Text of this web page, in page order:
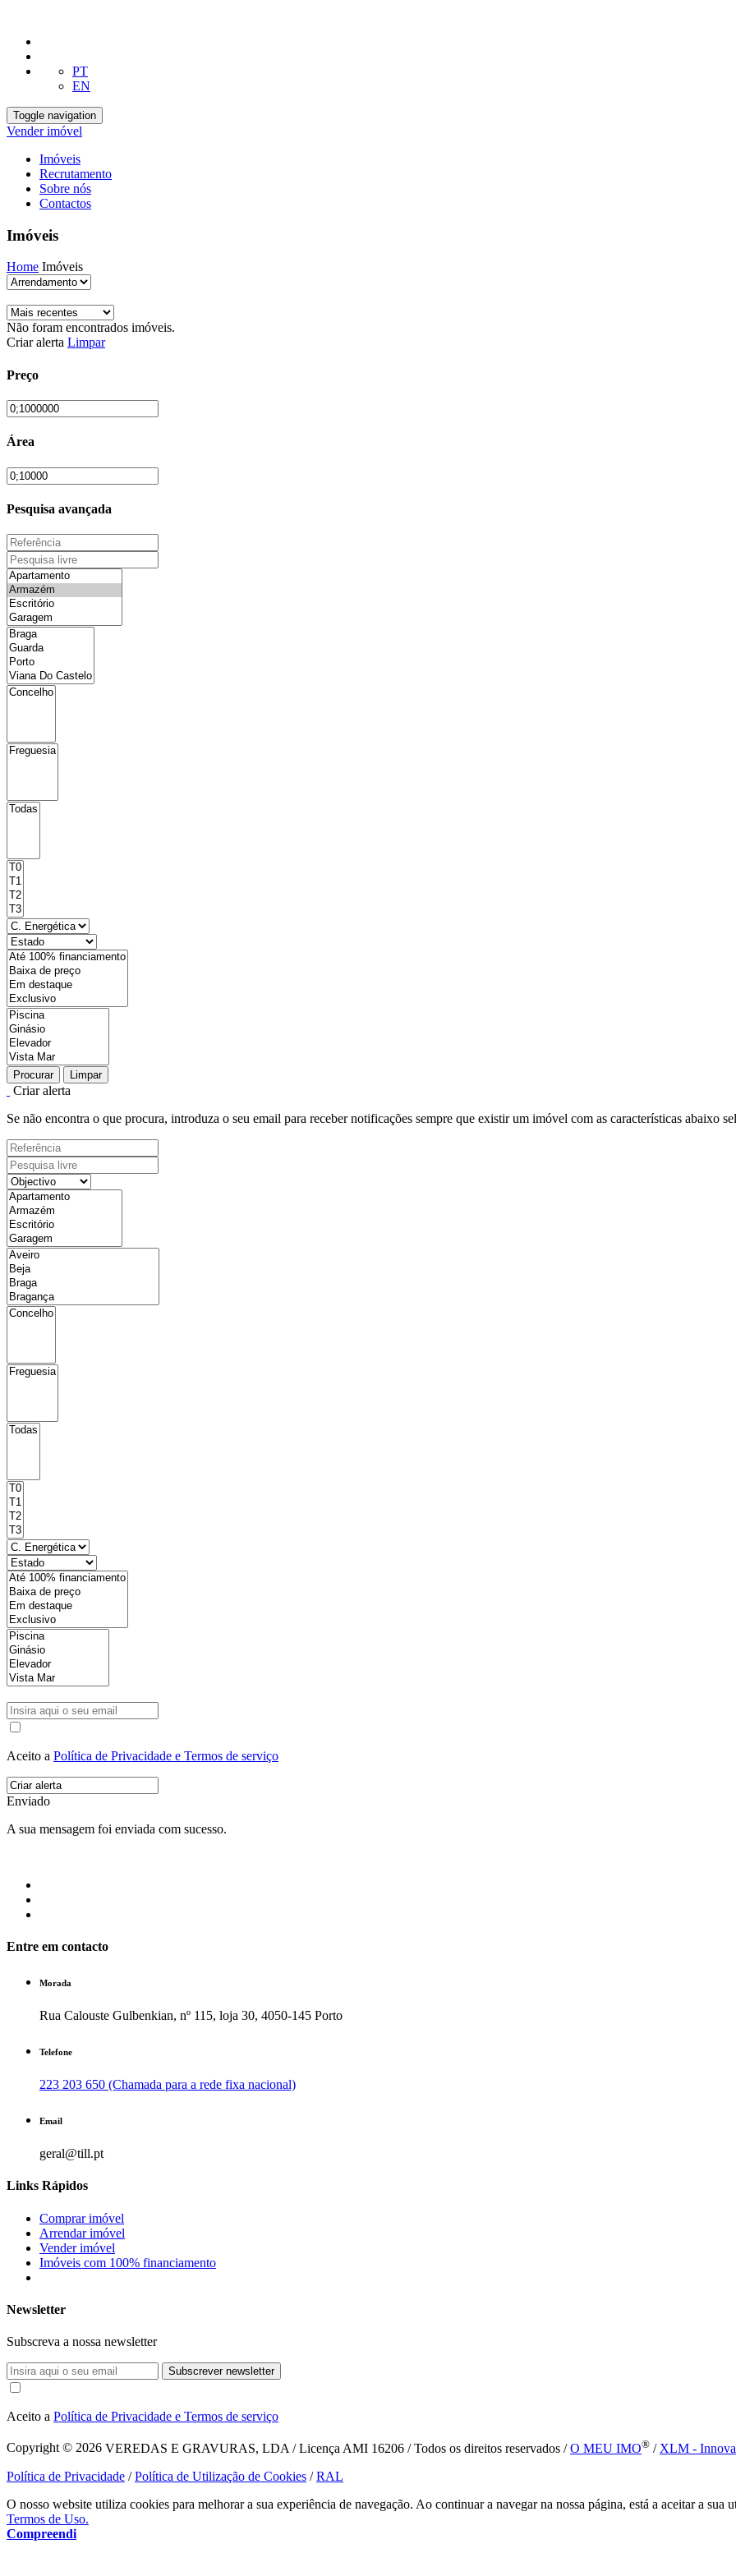
PT
EN
Toggle navigation
Vender imóvel
Imóveis
Recrutamento
Sobre nós
Contactos
Imóveis
Home Imóveis
Não foram encontrados imóveis.
Criar alerta Limpar
Preço
Área
Pesquisa avançada
Procurar Limpar
Criar alerta
Se não encontra o que procura, introduza o seu email para receber notificações sempre que existir um imóvel com as características abaixo
Aceito a Política de Privacidade e Termos de serviço
Enviado
A sua mensagem foi enviada com sucesso.
Entre em contacto
Morada
Rua Calouste Gulbenkian, nº 115, loja 30, 4050-145 Porto
Telefone
223 203 650 (Chamada para a rede fixa nacional)
Email
geral@till.pt
Links Rápidos
Comprar imóvel
Arrendar imóvel
Vender imóvel
Imóveis com 100% financiamento
Newsletter
Subscreva a nossa newsletter
Subscrever newsletter
Aceito a Política de Privacidade e Termos de serviço
Copyright © 2026 VEREDAS E GRAVURAS, LDA / Licença AMI 16206 / Todos os direitos reservados /O MEU IMO® / XLM -
Política de Privacidade /Política de Utilização de Cookies /RAL
O nosso website utiliza cookies para melhorar a sua experiência de navegação. Ao continuar a navegar na nossa página, está a aceitar a sua
Termos de Uso.
Compreendi